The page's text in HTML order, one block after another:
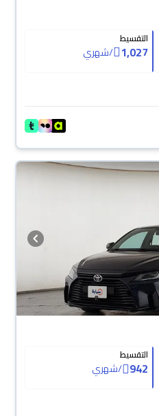
التقسيط
1,027
/شهري
التقسيط
942
/شهري